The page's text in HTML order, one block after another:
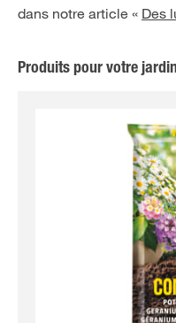
dans notre article « Des
Produits pour votre